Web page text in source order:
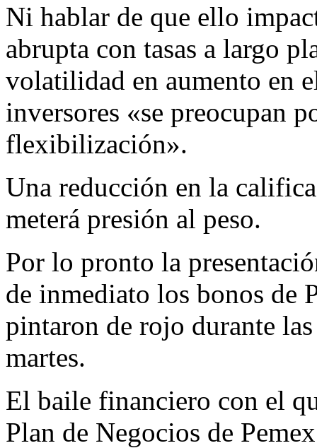
Ni hablar de que ello
abrupta con tasas a largo
volatilidad en aumento en
inversores «se preocupan
flexibilización».
Una reducción en la
meterá presión al peso.
Por lo pronto la
de inmediato los bonos de
pintaron de rojo durante
martes.
El baile financiero con el
Plan de Negocios de